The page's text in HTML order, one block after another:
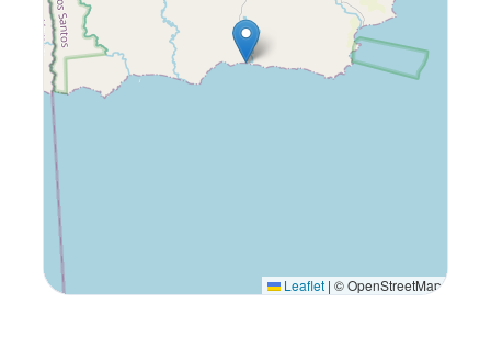
Leaflet | © OpenStreetMap